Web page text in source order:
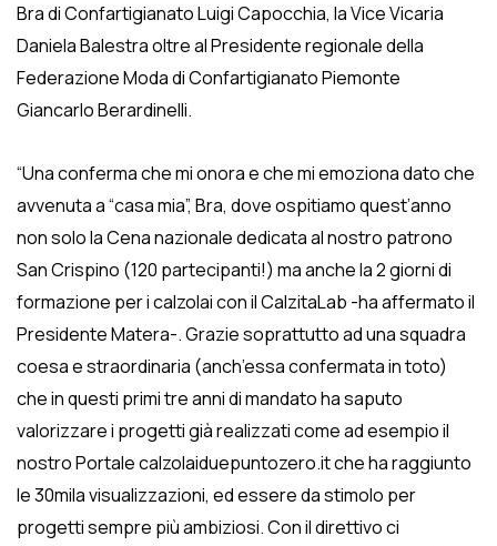
Bra di Confartigianato Luigi Capocchia, la Vice Vicaria
Daniela Balestra oltre al Presidente regionale della
Federazione Moda di Confartigianato Piemonte
Giancarlo Berardinelli.
“Una conferma che mi onora e che mi emoziona dato che
avvenuta a “casa mia”, Bra, dove ospitiamo quest’anno
non solo la Cena nazionale dedicata al nostro patrono
San Crispino (120 partecipanti!) ma anche la 2 giorni di
formazione per i calzolai con il CalzitaLab -ha affermato il
Presidente Matera-. Grazie soprattutto ad una squadra
coesa e straordinaria (anch’essa confermata in toto)
che in questi primi tre anni di mandato ha saputo
valorizzare i progetti già realizzati come ad esempio il
nostro Portale calzolaiduepuntozero.it che ha raggiunto
le 30mila visualizzazioni, ed essere da stimolo per
progetti sempre più ambiziosi. Con il direttivo ci